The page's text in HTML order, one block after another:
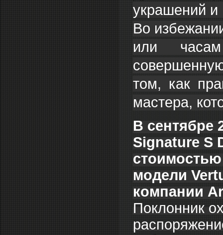
украшений и
Во
или часам
том, как
мастера,
В сентябре
Signature S
модели
компании
Поклонник